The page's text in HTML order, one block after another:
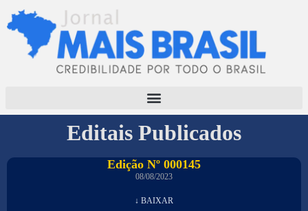
Editais Publicados
Edição Nº 000145
08/08/2023
↓ BAIXAR